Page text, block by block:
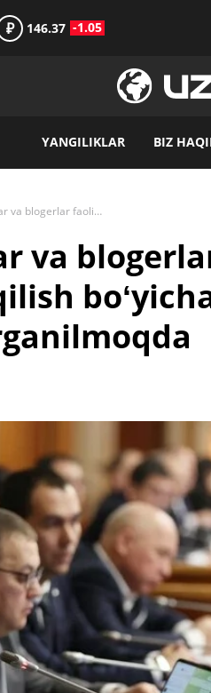
₽ 146.37 -1.05
YANGILIKLAR BIZ
Internet-tadbirkorlar va blogerlar faoliyatini nazorat qilish boʻyicha xalqaro tajribani oʻrganilmoqda
va